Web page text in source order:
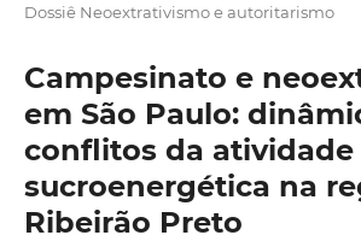
Dossiê Neoextrativismo e autoritarismo
Campesinato e
em São Paulo:
conflitos da atividade
sucroenergética na
Ribeirão Preto